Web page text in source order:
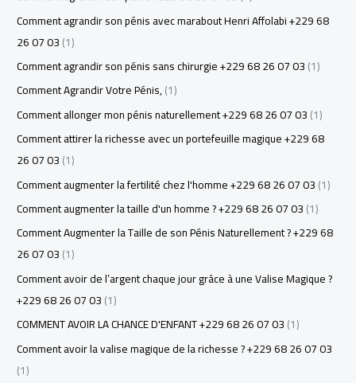
Comment agrandir son pénis avec marabout Henri Affolabi +229 68
26 07 03(1)
Comment agrandir son pénis sans chirurgie +229 68 26 07 03(1)
Comment Agrandir Votre Pénis,(1)
Comment allonger mon pénis naturellement +229 68 26 07 03(1)
Comment attirer la richesse avec un portefeuille magique +229 68
26 07 03(1)
Comment augmenter la fertilité chez l'homme +229 68 26 07 03(1)
Comment augmenter la taille d'un homme ? +229 68 26 07 03(1)
Comment Augmenter la Taille de son Pénis Naturellement ? +229 68
26 07 03(1)
Comment avoir de l’argent chaque jour grâce à une Valise Magique ?
+229 68 26 07 03(1)
COMMENT AVOIR LA CHANCE D'ENFANT +229 68 26 07 03(1)
Comment avoir la valise magique de la richesse ? +229 68 26 07 03
(1)